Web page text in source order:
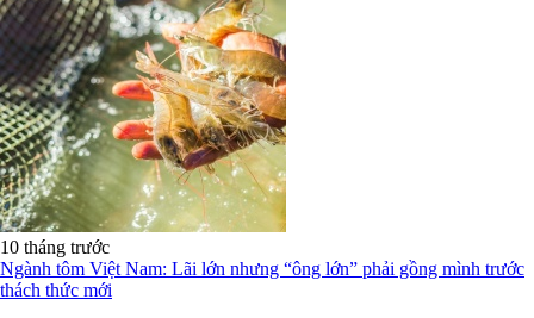
10 tháng trước
Ngành tôm Việt Nam: Lãi lớn nhưng “ông lớn” phải gồng mình trước
thách thức mới